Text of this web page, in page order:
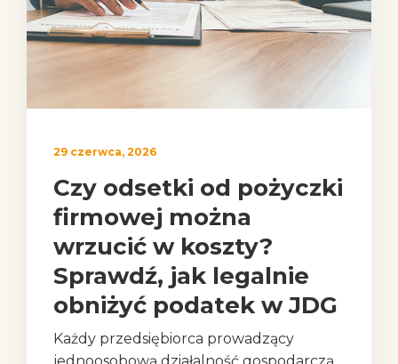
29 czerwca, 2026
Czy odsetki od pożyczki
firmowej można
wrzucić w koszty?
Sprawdź, jak legalnie
obniżyć podatek w JDG
Każdy przedsiębiorca prowadzący